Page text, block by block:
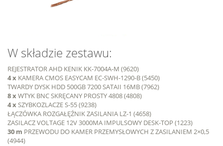
W składzie zestawu:
REJESTRATOR AHD KENIK KK-7004A-M (9620)
4 x KAMERA CMOS EASYCAM EC-SWH-1290-B (5450)
TWARDY DYSK HDD 500GB 7200 SATAII 16MB (7962)
8 x WTYK BNC SKRĘCANY PROSTY 4808 (4808)
4 x SZYBKOZLACZE S-55 (9238)
ŁĄCZÓWKA ROZGAŁĘŹNIK ZASILANIA LZ-1 (4658)
ZASILACZ VOLTAGE 12V 3000MA IMPULSOWY DESK-TOP (1223)
30 m PRZEWODU DO KAMER PRZEMYSŁOWYCH Z ZASILANIEM 2×0,5
(4944)